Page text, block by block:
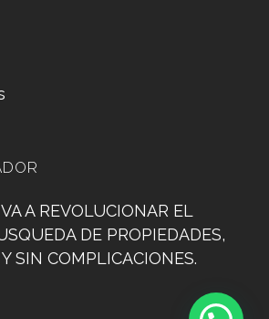
A REVOLUCIONAR EL
DE PROPIEDADES,
SIN COMPLICACIONES.